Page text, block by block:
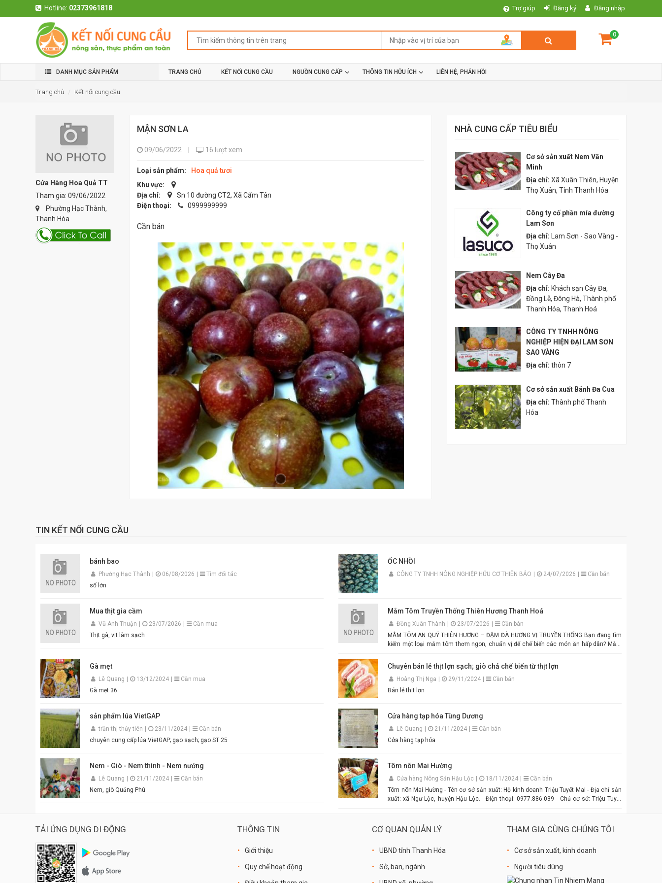
Hotline: 02373961818 Trợ giúp Đăng ký Đăng nhập
0
DANH MỤC SẢN PHẨM TRANG CHỦ KẾT NỐI CUNG CẦU NGUỒN CUNG CẤP THÔNG TIN HỮU ÍCH LIÊN HỆ, PHẢN HỒI
Trang chủ Kết nối cung cầu
Cửa Hàng Hoa Quả TT
Tham gia: 09/06/2022
Phường Hạc Thành,
Thanh Hóa
MẬN SƠN LA
09/06/2022 16 lượt xem
Loại sản phẩm:
Hoa quả tươi
Khu vực:
Địa chỉ:
Sn 10 đường CT2, Xã Cẩm Tân
Điện thoại:
0999999999
Cần bán
NHÀ CUNG CẤP TIÊU BIỂU
Cơ sở sản xuất Nem Văn
Minh
Địa chỉ: Xã Xuân Thiên, Huyện
Thọ Xuân, Tỉnh Thanh Hóa
Công ty cố phần mía đường
Lam Sơn
Địa chỉ:
Lam Sơn - Sao Vàng -
Thọ Xuân
Nem Cây Đa
Địa chỉ: Khách sạn Cây Đa,
Đồng Lễ, Đông Hà, Thành phố
Thanh Hóa, Thanh Hoá
CÔNG TY TNHH NÔNG
NGHIỆP HIỆN ĐẠI LAM SƠN
SAO VÀNG
Địa chỉ: thôn 7
Cơ sở sản xuất Bánh Đa Cua
Địa chỉ: Thành phố Thanh
Hóa
TIN KẾT NỐI CUNG CẦU
bánh bao
Phường Hạc Thành 06/08/2026
Tìm đối tác
số lớn
ỐC NHỒI
CÔNG TY TNHH NÔNG NGHIỆP HỮU CƠ THIÊN BẢO 24/07/2026 Cần bán
Mua thịt gia cầm
Vũ Anh Thuận 23/07/2026
Cần mua
Thịt gà, vịt làm sạch
Mắm Tôm Truyền Thống Thiên Hương Thanh Hoá
Đồng Xuân Thành 23/07/2026
Cần bán
MẮM TÔM AN QUÝ THIÊN HƯƠNG – ĐẬM ĐÀ HƯƠNG VỊ TRUYỀN THỐNG Bạn đang tìm
kiếm một loại mắm tôm thơm ngon, chuẩn vị để chế biến các món ăn hấp dẫn? Mắm
xuất từ tôm tươi tuyển chọn theo quy trình lên men truyền thống. Màu tím đặc trưng,
hương thơm tự nhiên, vị đậm đà hài hòa. Thích hợp để pha chấm bún đậu mắm tôm,
thịt luộc, lòng dồi, hoặc làm gia vị cho các món xào, nấu. Đóng gói tiện lợi, đảm bảo vệ
sinh an toàn thực phẩm. Điểm nổi bật của Mắm Tôm An Quý Thiên Hương: Hương vị
chanh, ớt và đánh bông là bạn đã có ngay bát mắm tôm thơm ngon khó cưỡng cho
nhanh toàn quốc. Đặt mua ngay hôm nay để thưởng thức hương vị mắm tôm đậm đà,
chuẩn vị quê hương cùng An Quý Thiên Hương! #MamTomAnQuyThienHuong
Gà mẹt
Lê Quang 13/12/2024
Cần mua
Gà mẹt 36
Chuyên bán lẻ thịt lợn sạch; giò chả chế biến từ thịt lợn
Hoàng Thị Nga 29/11/2024
Cần bán
Bán lẻ thịt lợn
sản phẩm lúa VietGAP
trần thị thủy tiên 23/11/2024
Cần bán
chuyên cung cấp lúa VietGAP; gạo sạch; gạo ST 25
Cửa hàng tạp hóa Tùng Dương
Lê Quang 21/11/2024
Cần bán
Cửa hàng tạp hóa
Nem - Giò - Nem thính - Nem nướng
Lê Quang 21/11/2024
Cần bán
Nem, giò Quảng Phú
Tôm nõn Mai Hường
Cửa hàng Nông Sản Hậu Lộc 18/11/2024
Cần bán
Tôm nõn Mai Hường - Tên cơ sở sản xuất: Hộ kinh doanh Triệu Tuyết Mai - Địa chỉ sản
xuất: xã Ngư Lộc, huyện Hậu Lộc. - Điện thoại: 0977.886.039 - Chủ cơ sở: Triệu Tuyết
TẢI ỨNG DỤNG DI ĐỘNG THÔNG TIN
Giới thiệu
Quy chế hoạt động
CƠ QUAN QUẢN LÝ
UBND tỉnh Thanh Hóa
Sở, ban, ngành
THAM GIA CÙNG CHÚNG TÔI
Cơ sở sản xuất, kinh doanh
Người tiêu dùng